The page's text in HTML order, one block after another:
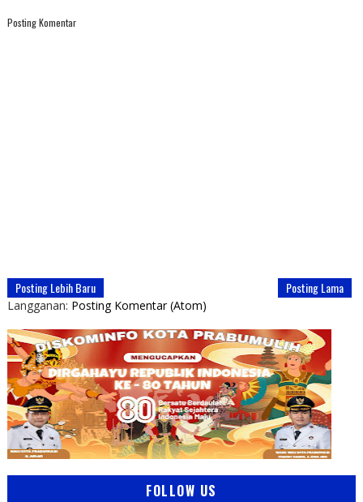
Posting Komentar
Posting Lebih Baru Posting Lama
Langganan: Posting Komentar (Atom)
FOLLOW US